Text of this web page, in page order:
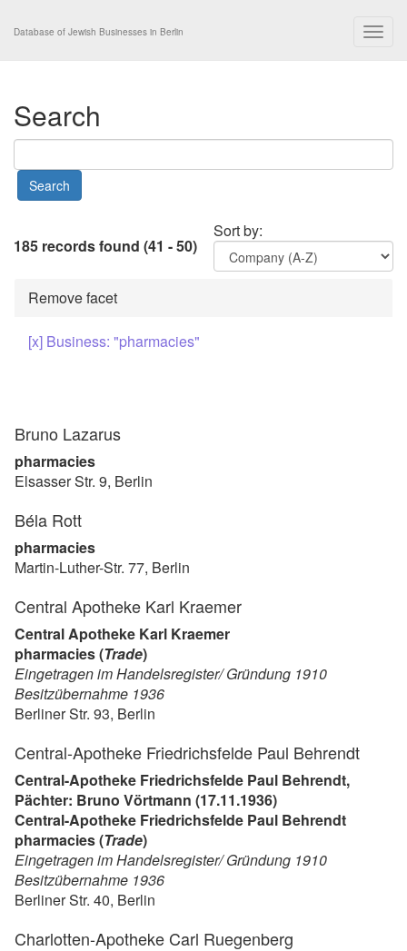
Database of Jewish Businesses in Berlin
Search
Sort by:
185 records found (41 - 50)
Remove facet
[x] Business: "pharmacies"
Bruno Lazarus
pharmacies
Elsasser Str. 9, Berlin
Béla Rott
pharmacies
Martin-Luther-Str. 77, Berlin
Central Apotheke Karl Kraemer
Central Apotheke Karl Kraemer
pharmacies (Trade)
Eingetragen im Handelsregister/ Gründung 1910
Besitzübernahme 1936
Berliner Str. 93, Berlin
Central-Apotheke Friedrichsfelde Paul Behrendt
Central-Apotheke Friedrichsfelde Paul Behrendt,
Pächter: Bruno Vörtmann (17.11.1936)
Central-Apotheke Friedrichsfelde Paul Behrendt
pharmacies (Trade)
Eingetragen im Handelsregister/ Gründung 1910
Besitzübernahme 1936
Berliner Str. 40, Berlin
Charlotten-Apotheke Carl Ruegenberg